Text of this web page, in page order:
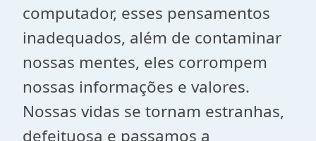
computador, esses pensamentos
inadequados, além de contaminar
nossas mentes, eles corrompem
nossas informações e valores.
Nossas vidas se tornam estranhas,
defeituosa e passamos a